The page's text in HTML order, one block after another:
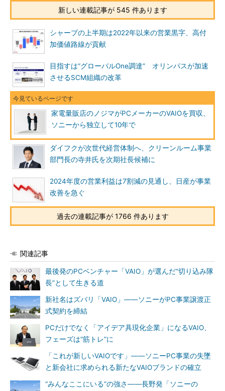
新しい連載記事が 545 件あります
シャープの上半期は2022年以来の営業黒字、高付
加価値路線が貢献
目指すは“グローバルOne調達” オリンパスが加速
させるSCM組織の改革
家電量販店のノジマがPCメーカーのVAIOを買収、
ソニーから独立して10年で
ダイフクが次世代経営体制へ、クリーンルーム事業
部門長の寺井氏を次期社長候補に
2024年度の営業利益は7割減の見通し、日産が事業
改善を急ぐ
過去の連載記事が 1766 件あります
関連記事
最後発のPCベンチャー「VAIO」が選んだ“切り込み隊
長”として生きる道
新社名はズバリ「VAIO」――ソニーがPC事業譲渡正
式契約を締結
PCだけでなく「アイデア具現化企業」になるVAIO、
フェーズは“筋トレ”に
「これが新しいVAIOです」――ソニーPC事業の失墜
と新会社に求められる新たなVAIOブランドの確立
“みんなここにいる”の強さ――長野発「ソニーの